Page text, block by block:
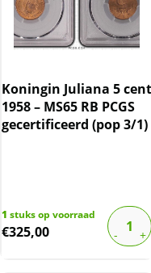
Koningin Juliana 5 cent
1958 – MS65 RB PCGS
gecertificeerd (pop 3/1)
1 stuks op voorraad
€325,00